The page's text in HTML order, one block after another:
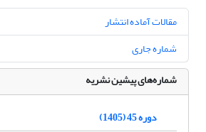
مقالات آماده انتشار
شماره جاری
شماره‌های پیشین نشریه
دوره 45 (1405)